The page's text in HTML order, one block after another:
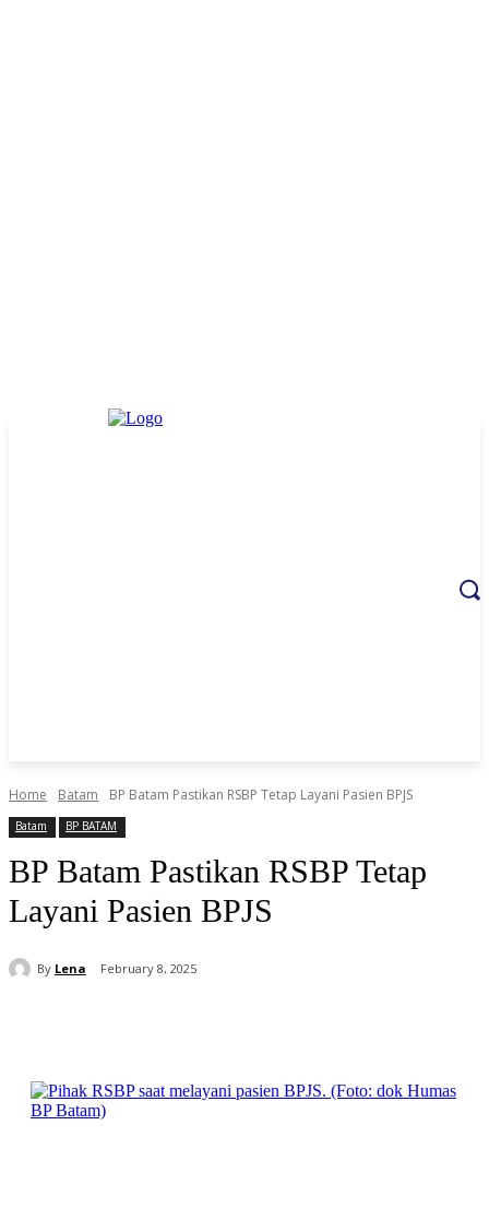
Home Batam BP Batam Pastikan RSBP Tetap Layani Pasien BPJS
Batam BP BATAM
BP Batam Pastikan RSBP Tetap
Layani Pasien BPJS
By Lena February 8, 2025